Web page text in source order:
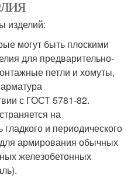
изделий:
могут быть плоскими
для предварительно-
петли и хомуты,
с ГОСТ 5781-82.
на
и периодического
армирования обычных
железобетонных